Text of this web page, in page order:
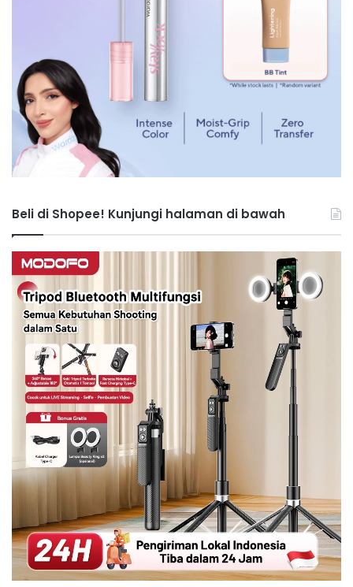
Beli di Shopee! Kunjungi halaman di bawah